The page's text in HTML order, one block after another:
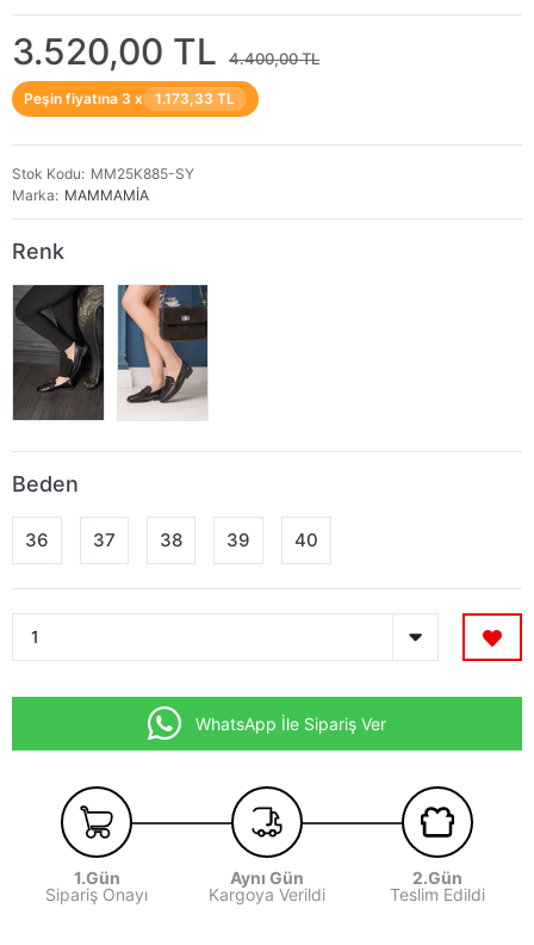
3.520,00 TL 4.400,00 TL
Peşin fiyatına 3 x 1.173,33 TL
Stok Kodu
MM25K885-SY
Marka
MAMMAMİA
Renk
Beden
36 37 38 39 40
WhatsApp İle Sipariş Ver
1.Gün
Sipariş Onayı
Aynı Gün
Kargoya Verildi
2.Gün
Teslim Edildi